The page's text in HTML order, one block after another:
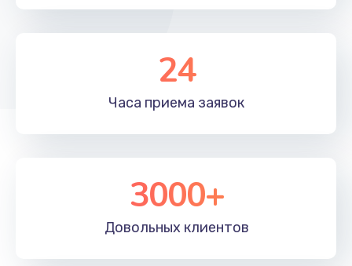
24
Часа приема заявок
3000+
Довольных клиентов